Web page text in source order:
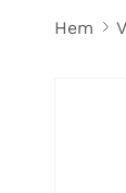
Hem